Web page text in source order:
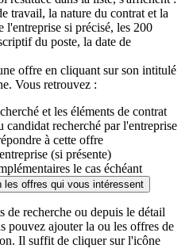
travail, la nature du contrat et la
l'entreprise si précisé, les 200
du poste, la date de
offre en cliquant sur son intitulé
Vous retrouvez :
et les éléments de contrat
recherché par l'entreprise
à cette offre
(si présente)
le cas échéant
les offres qui vous intéressent
de recherche ou depuis le détail
pouvez ajouter la ou les offres de
Il suffit de cliquer sur l'icône